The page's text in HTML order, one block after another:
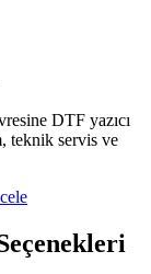
DTF yazıcı
teknik servis ve